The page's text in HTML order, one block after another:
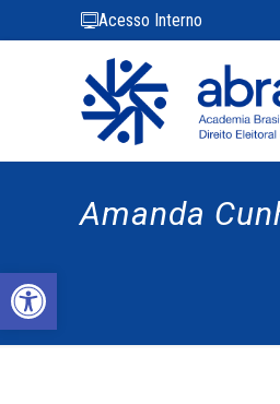
Abrir a barra de ferramentas
Acesso Interno
Amanda